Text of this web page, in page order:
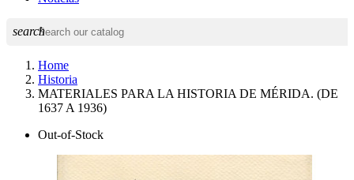
search
Home
Historia
MATERIALES PARA LA HISTORIA DE MÉRIDA. (DE
1637 A 1936)
Out-of-Stock